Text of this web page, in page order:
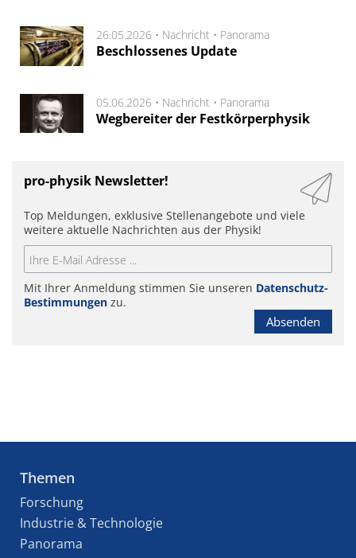
26.05.2026 • Nachricht • Panorama
Beschlossenes Update
05.06.2026 • Nachricht • Panorama
Wegbereiter der Festkörperphysik
pro-physik Newsletter!
Top Meldungen, exklusive Stellenangebote und viele
weitere aktuelle Nachrichten aus der Physik!
Mit Ihrer Anmeldung stimmen Sie unseren Datenschutz-
Bestimmungen zu.
Absenden
Themen
Forschung
Industrie & Technologie
Panorama